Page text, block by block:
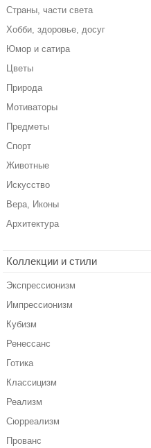
Страны, части света
Хобби, здоровье, досуг
Юмор и сатира
Цветы
Природа
Мотиваторы
Предметы
Спорт
Животные
Искусство
Вера, Иконы
Архитектура
Коллекции и стили
Экспрессионизм
Импрессионизм
Кубизм
Ренессанс
Готика
Классицизм
Реализм
Сюрреализм
Прованс